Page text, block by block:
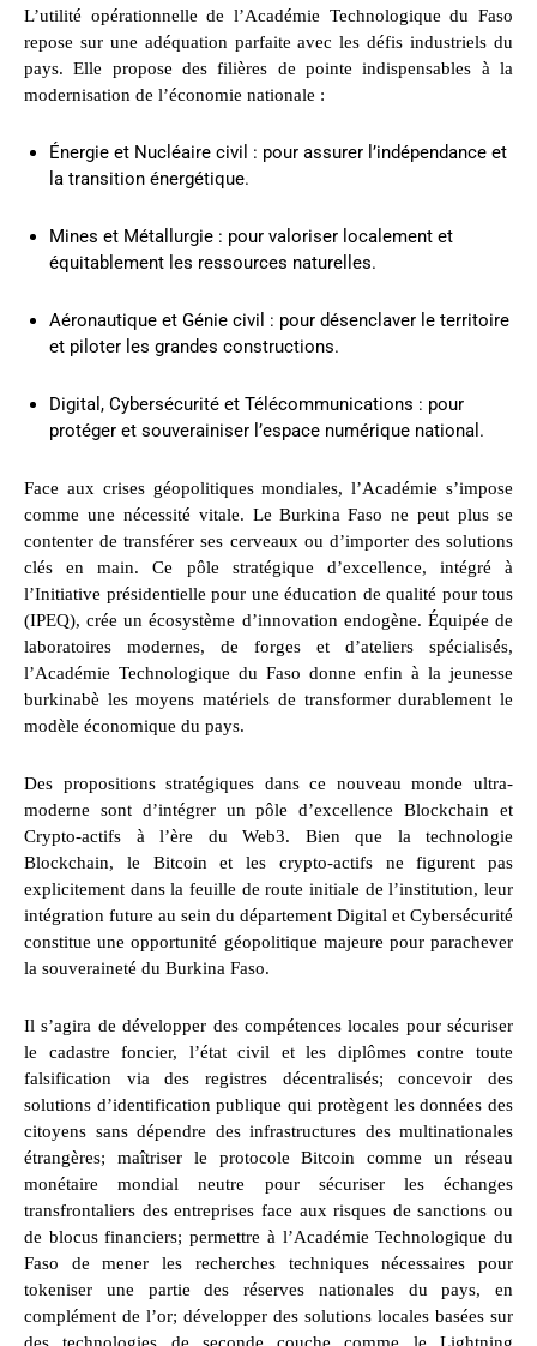
L’utilité opérationnelle de l’Académie Technologique du Faso
repose sur une adéquation parfaite avec les défis industriels du
pays. Elle propose des filières de pointe indispensables à la
modernisation de l’économie nationale :
Énergie et Nucléaire civil : pour assurer l’indépendance et
la transition énergétique.
Mines et Métallurgie : pour valoriser localement et
équitablement les ressources naturelles.
Aéronautique et Génie civil : pour désenclaver le territoire
et piloter les grandes constructions.
Digital, Cybersécurité et Télécommunications : pour
protéger et souverainiser l’espace numérique national.
Face aux crises géopolitiques mondiales, l’Académie s’impose
comme une nécessité vitale. Le Burkina Faso ne peut plus se
contenter de transférer ses cerveaux ou d’importer des solutions
clés en main. Ce pôle stratégique d’excellence, intégré à
l’Initiative présidentielle pour une éducation de qualité pour tous
(IPEQ), crée un écosystème d’innovation endogène. Équipée de
laboratoires modernes, de forges et d’ateliers spécialisés,
l’Académie Technologique du Faso donne enfin à la jeunesse
burkinabè les moyens matériels de transformer durablement le
modèle économique du pays.
Des propositions stratégiques dans ce nouveau monde ultra-
moderne sont d’intégrer un pôle d’excellence Blockchain et
Crypto-actifs à l’ère du Web3. Bien que la technologie
Blockchain, le Bitcoin et les crypto-actifs ne figurent pas
explicitement dans la feuille de route initiale de l’institution, leur
intégration future au sein du département Digital et Cybersécurité
constitue une opportunité géopolitique majeure pour parachever
la souveraineté du Burkina Faso.
Il s’agira de développer des compétences locales pour sécuriser
le cadastre foncier, l’état civil et les diplômes contre toute
falsification via des registres décentralisés; concevoir des
solutions d’identification publique qui protègent les données des
citoyens sans dépendre des infrastructures des multinationales
étrangères; maîtriser le protocole Bitcoin comme un réseau
monétaire mondial neutre pour sécuriser les échanges
transfrontaliers des entreprises face aux risques de sanctions ou
de blocus financiers; permettre à l’Académie Technologique du
Faso de mener les recherches techniques nécessaires pour
tokeniser une partie des réserves nationales du pays, en
complément de l’or; développer des solutions locales basées sur